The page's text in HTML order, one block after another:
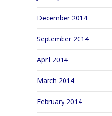
December 2014
September 2014
April 2014
March 2014
February 2014